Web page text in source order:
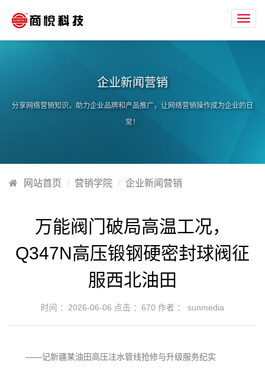
企业新闻营销
分享网络营销知识，助力企业品牌和产品推广，让网络营销操作成为企业的日
常！
网站首页 营销学院 企业新闻营销
万能阀门破局高温工况，
Q347N高压锻钢硬密封球阀征
服西北油田
时间 ：2026-06-06 点击 ： 670 作者 ： sunmedia
——记新疆某油田高压注水管线抢修与升级服务纪实